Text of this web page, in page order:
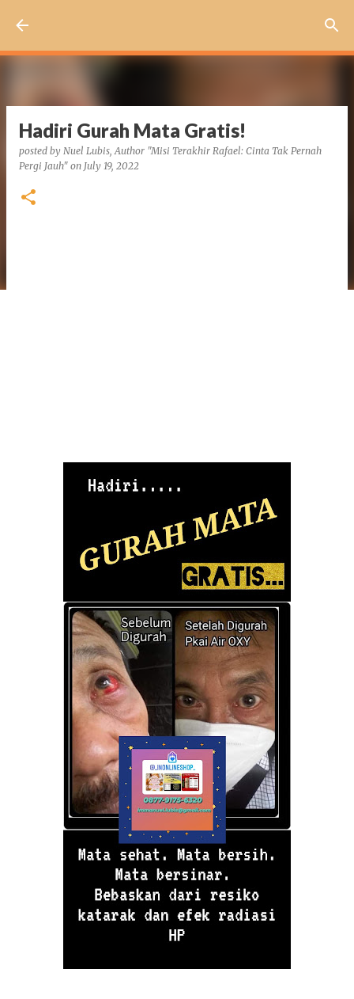
Hadiri Gurah Mata Gratis!
posted by Nuel Lubis, Author "Misi Terakhir Rafael: Cinta Tak Pernah
Pergi Jauh" on July 19, 2022